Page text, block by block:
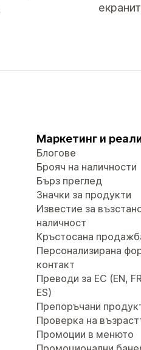
Маркетинг и
Блогове
Брояч на наличности
Бърз преглед
Значки за продукти
Известие за
наличност
Кръстосана
Персонализирана
контакт
Преводи за ЕС (EN,
ES)
Препоръчани
Проверка на
Промоции в менюто